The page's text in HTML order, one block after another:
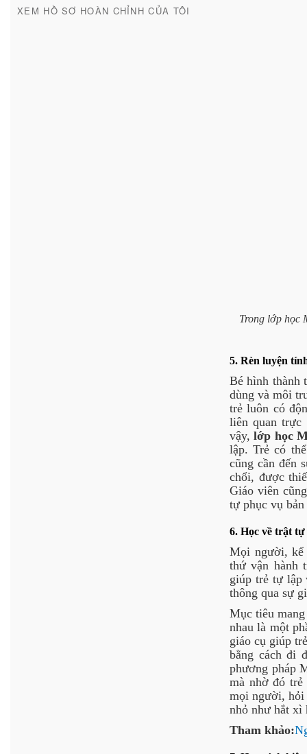
XEM HỒ SƠ HOÀN CHỈNH CỦA TÔI
Trong lớp học
5. Rèn luyện
Bé hình thành
dùng và môi
trẻ luôn có
liên quan trực
vậy,lớp học
lập. Trẻ có
cũng cần đến
chổi, được
Giáo viên
tự phục vụ
6. Học về trật tự
Mọi người, kể
thứ vận hành
giúp trẻ tự lập
thông qua sự
Mục tiêu
nhau là một
giáo cụ giúp
bằng cách đi
phương pháp
mà nhờ đó
mọi người, hỏi
nhỏ như hắt xì
Tham khảo: